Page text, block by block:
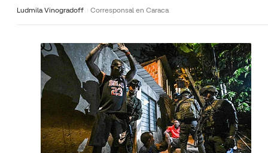
Ludmila Vinogradoff Corresponsal en Caraca